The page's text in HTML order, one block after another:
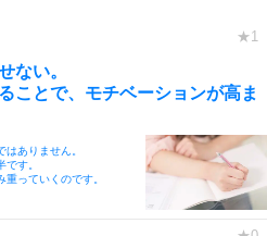
ない。
ことで、モチベーションが高ま
ありません。
す。
っていくのです。